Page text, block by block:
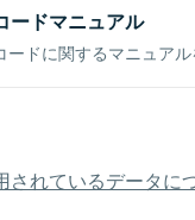
ードマニュアル
ドに関するマニュアル
されているデータに